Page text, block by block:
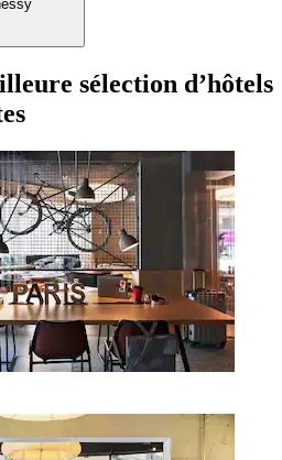
sélection d’hôtels